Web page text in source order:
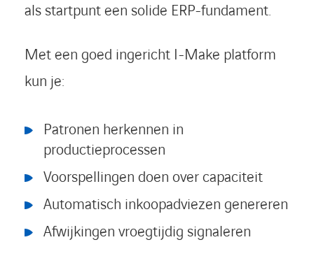
als startpunt een solide ERP-fundament.
Met een goed ingericht I-Make platform
kun je:
Patronen herkennen in
productieprocessen
Voorspellingen doen over capaciteit
Automatisch inkoopadviezen genereren
Afwijkingen vroegtijdig signaleren